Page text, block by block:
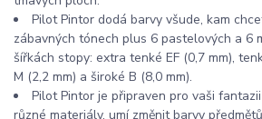
Pilot Pintor dodá barvy všude, kam
zábavných tónech plus 6 pastelových a 6
šířkách stopy: extra tenké EF (0,7 mm),
M (2,2 mm) a široké B (8,0 mm).
Pilot Pintor je připraven pro vaši
různé materiály, umí změnit barvy